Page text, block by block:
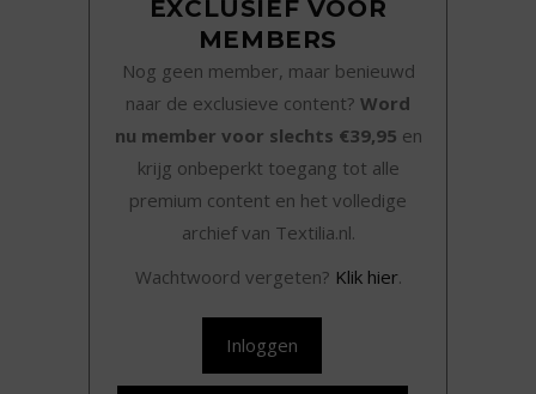
EXCLUSIEF VOOR
MEMBERS
Nog geen member, maar benieuwd
naar de exclusieve content? Word
nu member voor slechts €39,95 en
krijg onbeperkt toegang tot alle
premium content en het volledige
archief van Textilia.nl.
Wachtwoord vergeten? Klik hier.
Inloggen